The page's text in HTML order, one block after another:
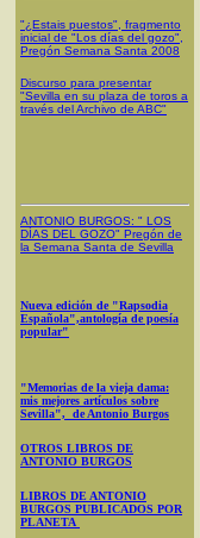
"¿Estais puestos", fragmento
inicial de "Los días del gozo",
Pregón Semana Santa 2008
Discurso para presentar
"Sevilla en su plaza de toros a
través del Archivo de ABC"
ANTONIO BURGOS: " LOS
DÍAS DEL GOZO" Pregón de
la Semana Santa de Sevilla
Nueva edición de "Rapsodia
Española",antología de poesía
popular"
"Memorias de la vieja dama:
mis mejores artículos sobre
Sevilla", de Antonio Burgos
OTROS LIBROS DE
ANTONIO BURGOS
LIBROS DE ANTONIO
BURGOS PUBLICADOS POR
PLANETA